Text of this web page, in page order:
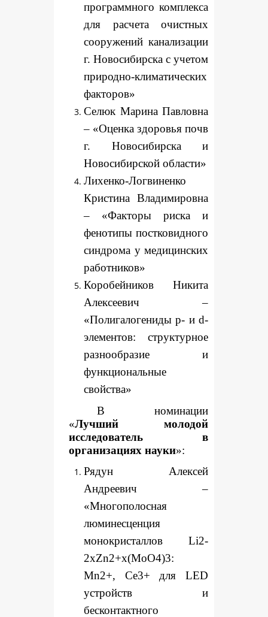
программного комплекса
для расчета очистных
сооружений канализации
г. Новосибирска с учетом
природно-климатических
факторов»
Селюк Марина Павловна
– «Оценка здоровья почв
г. Новосибирска и
Новосибирской области»
Лихенко-Логвиненко
Кристина Владимировна
– «Факторы риска и
фенотипы постковидного
синдрома у медицинских
работников»
Коробейников Никита
Алексеевич –
«Полигалогениды p- и d-
элементов: структурное
разнообразие и
функциональные
свойства»
В номинации
«Лучший молодой
исследователь в
организациях науки»:
Рядун Алексей
Андреевич –
«Многополосная
люминесценция
монокристаллов Li2-
2xZn2+x(MoO4)3:
Mn2+, Ce3+ для LED
устройств и
бесконтактного